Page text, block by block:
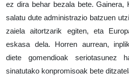
ez dira behar bezala bete. Gainera,
salatu dute administrazio batzuen
zaiela aitortzarik egiten, eta
eskasa dela. Horren aurrean,
diete gomendioak seriotasunez
sinatutako konpromisoak bete